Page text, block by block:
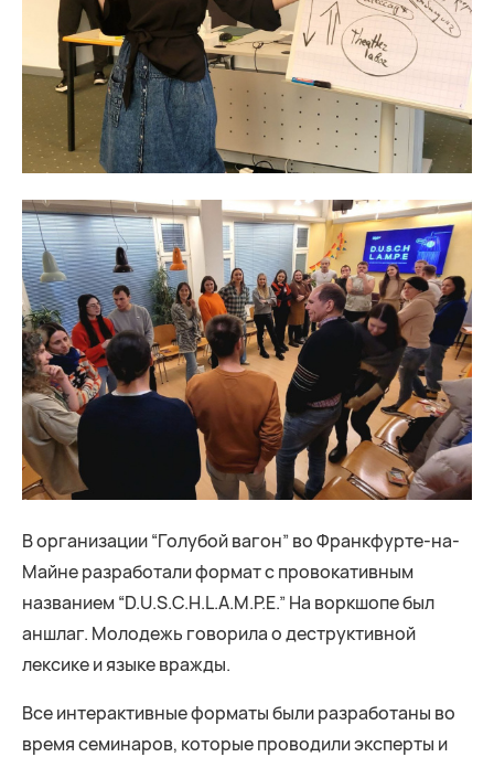
В организации “Голубой вагон” во Франкфурте-на-
Майне разработали формат с провокативным
названием “D.U.S.C.H.L.A.M.P.E.” На воркшопе был
аншлаг. Молодежь говорила о деструктивной
лексике и языке вражды.
Все интерактивные форматы были разработаны во
время семинаров, которые проводили эксперты и